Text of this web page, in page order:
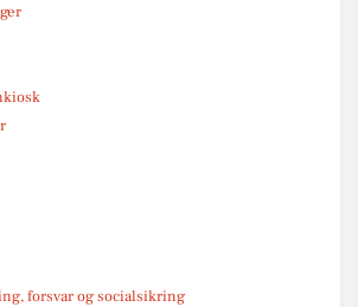
forsvar og socialsikring